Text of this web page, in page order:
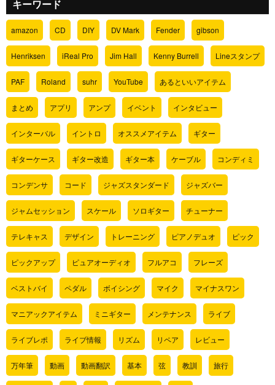
キーワード
amazon CD DIY DV Mark Fender gibson
Henriksen iReal Pro Jim Hall Kenny Burrell Lineスタンプ
PAF Roland suhr YouTube あるといいアイテム
まとめ アプリ アンプ イベント インタビュー
インターバル イントロ オススメアイテム ギター
ギターケース ギター改造 ギター本 ケーブル コンディミ
コンデンサ コード ジャズスタンダード ジャズバー
ジャムセッション スケール ソロギター チューナー
テレキャス デザイン トレーニング ピアノデュオ ピック
ピックアップ ピュアオーディオ フルアコ フレーズ
ベストバイ ペダル ボイシング マイク マイナスワン
マニアックアイテム ミニギター メンテナンス ライブ
ライブレポ ライブ情報 リズム リペア レビュー
万年筆 動画 動画翻訳 基本 弦 教訓 旅行